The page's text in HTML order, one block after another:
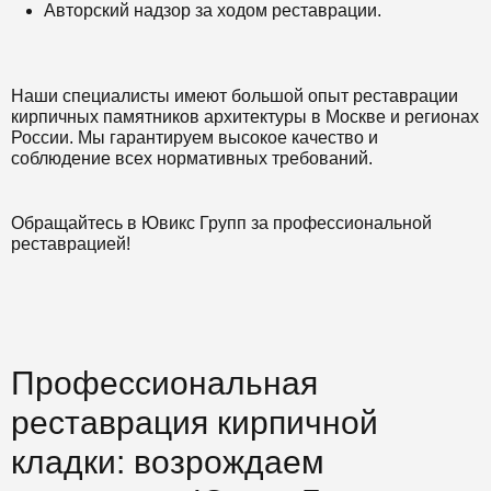
Авторский надзор за ходом реставрации.
Наши специалисты имеют большой опыт реставрации
кирпичных памятников архитектуры в Москве и регионах
России. Мы гарантируем высокое качество и
соблюдение всех нормативных требований.
Обращайтесь в Ювикс Групп за профессиональной
реставрацией!
Профессиональная
реставрация кирпичной
кладки: возрождаем